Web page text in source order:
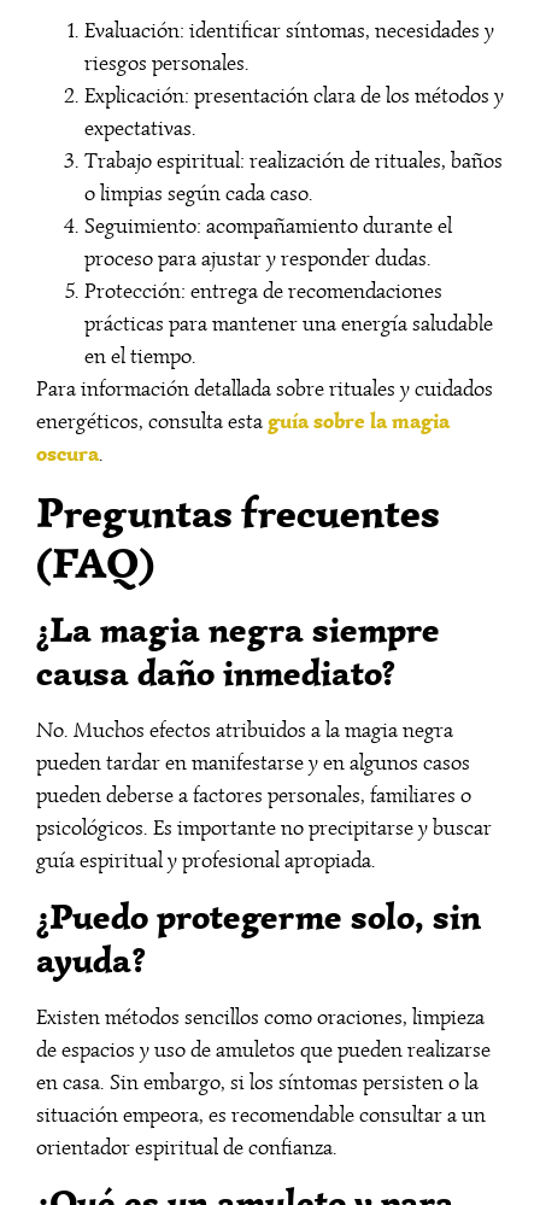
Evaluación: identificar síntomas, necesidades y
riesgos personales.
Explicación: presentación clara de los métodos y
expectativas.
Trabajo espiritual: realización de rituales, baños
o limpias según cada caso.
Seguimiento: acompañamiento durante el
proceso para ajustar y responder dudas.
Protección: entrega de recomendaciones
prácticas para mantener una energía saludable
en el tiempo.
Para información detallada sobre rituales y cuidados
energéticos, consulta estaguía sobre la magia
oscura.
Preguntas frecuentes
(FAQ)
¿La magia negra siempre
causa daño inmediato?
No. Muchos efectos atribuidos a la magia negra
pueden tardar en manifestarse y en algunos casos
pueden deberse a factores personales, familiares o
psicológicos. Es importante no precipitarse y buscar
guía espiritual y profesional apropiada.
¿Puedo protegerme solo, sin
ayuda?
Existen métodos sencillos como oraciones, limpieza
de espacios y uso de amuletos que pueden realizarse
en casa. Sin embargo, si los síntomas persisten o la
situación empeora, es recomendable consultar a un
orientador espiritual de confianza.